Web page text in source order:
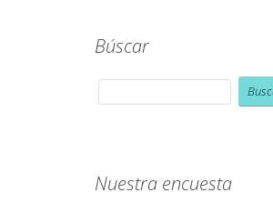
Búscar
Nuestra encuesta